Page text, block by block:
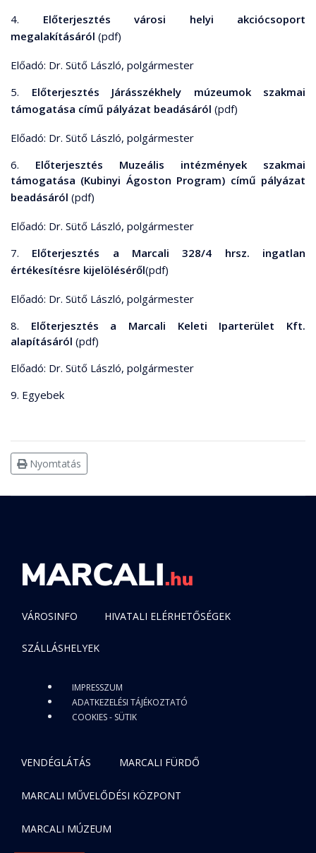
4. Előterjesztés városi helyi akciócsoport
megalakításáról (pdf)
Előadó: Dr. Sütő László, polgármester
5. Előterjesztés Járásszékhely múzeumok szakmai
támogatása című pályázat beadásáról (pdf)
Előadó: Dr. Sütő László, polgármester
6. Előterjesztés Muzeális intézmények szakmai
támogatása (Kubinyi Ágoston Program) című pályázat
beadásáról (pdf)
Előadó: Dr. Sütő László, polgármester
7. Előterjesztés a Marcali 328/4 hrsz. ingatlan
értékesítésre kijelöléséről(pdf)
Előadó: Dr. Sütő László, polgármester
8. Előterjesztés a Marcali Keleti Iparterület Kft.
alapításáról (pdf)
Előadó: Dr. Sütő László, polgármester
9. Egyebek
Nyomtatás
VÁROSINFO HIVATALI ELÉRHETŐSÉGEK
SZÁLLÁSHELYEK
IMPRESSZUM
ADATKEZELÉSI TÁJÉKOZTATÓ
COOKIES - SÜTIK
VENDÉGLÁTÁS MARCALI FÜRDŐ
MARCALI MŰVELŐDÉSI KÖZPONT
MARCALI MÚZEUM